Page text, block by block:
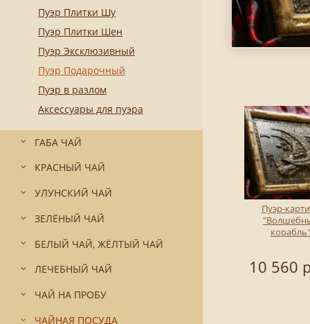
Пуэр Плитки Шу
Пуэр Плитки Шен
Пуэр Эксклюзивный
Пуэр Подарочный
Пуэр в разлом
Аксессуары для пуэра
ГАБА ЧАЙ
КРАСНЫЙ ЧАЙ
УЛУНСКИЙ ЧАЙ
ЗЕЛЁНЫЙ ЧАЙ
БЕЛЫЙ ЧАЙ, ЖЁЛТЫЙ ЧАЙ
ЛЕЧЕБНЫЙ ЧАЙ
ЧАЙ НА ПРОБУ
ЧАЙНАЯ ПОСУДА
Пуэр-
корабль"
10 560